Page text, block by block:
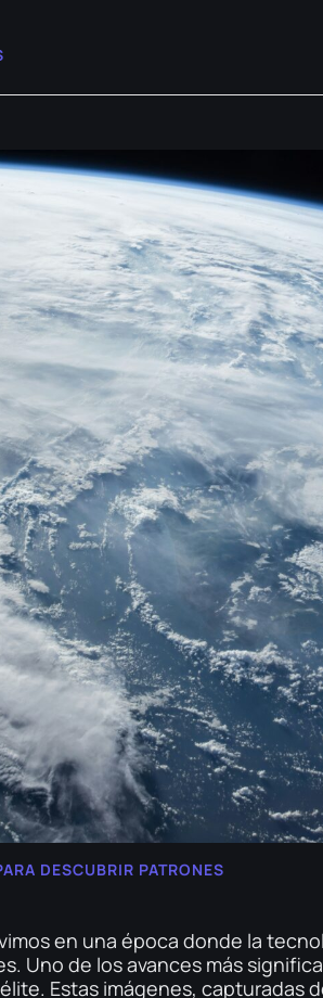
DESCUBRIR PATRONES
en una época donde la
Uno de los avances más
Estas imágenes, capturadas